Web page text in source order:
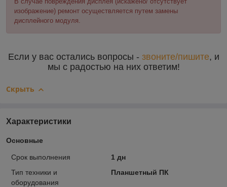
изображение) ремонт осуществляется путем замены
дисплейного модуля.
Если у вас остались вопросы - звоните/пишите, и
мы с радостью на них ответим!
Скрыть
Характеристики
Основные
Срок выполнения
1 дн
Тип техники и
оборудования
Планшетный ПК